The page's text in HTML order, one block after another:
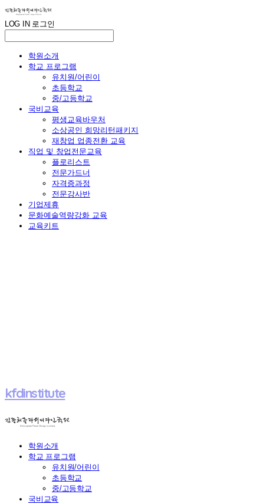
LOG IN 로그인
학원소개
학교 프로그램
유치원/어린이
초등학교
중/고등학교
국비교육
평생교육바우처
소상공인 희망리턴패키지
재창업 업종전환 교육
직업 및 창업전문교육
플로리스트
전문가드너
자격증과정
전문강사반
기업제휴
문화예술역량강화 교육
교육키트
kfdinstitute
학원소개
학교 프로그램
유치원/어린이
초등학교
중/고등학교
국비교육